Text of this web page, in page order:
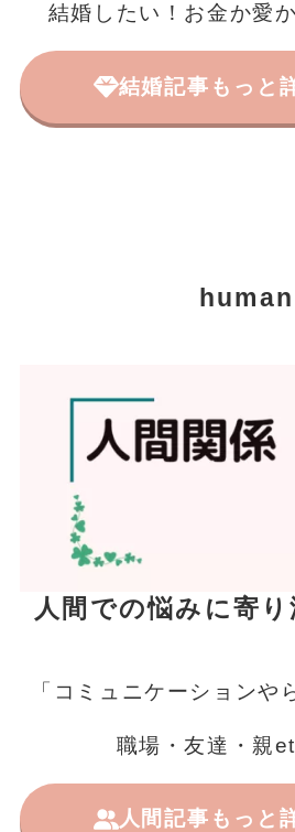
結婚したい！お金か愛
結婚記事もっと
human
人間での悩みに寄り
「コミュニケーションや
職場・友達・親
人間記事もっと